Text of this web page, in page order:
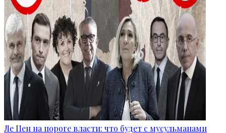
Ле Пен на пороге власти: что будет с мусульманами